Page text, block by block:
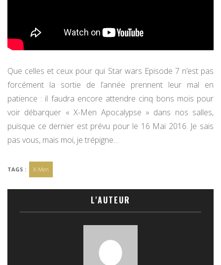
Que celles et ceux pour qui Star wars Episode 7 n’est pas
forcément la sortie de l’année prennent leur mal en
patience : il faudra encore attendre cinq bons mois pour
voir débarquer « X-Men Apocalypse » dans nos salles,
puisque ce dernier est prévu pour le 16 Mai 2016. Je sais
pas vous, mais moi, je trépigne…
TAGS : X-Men
L'AUTEUR